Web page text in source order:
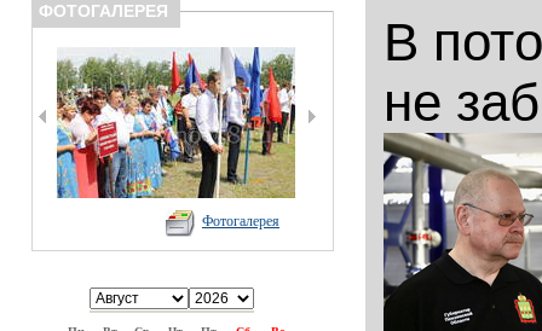
ФОТОГАЛЕРЕЯ
Фотогалерея
В
не